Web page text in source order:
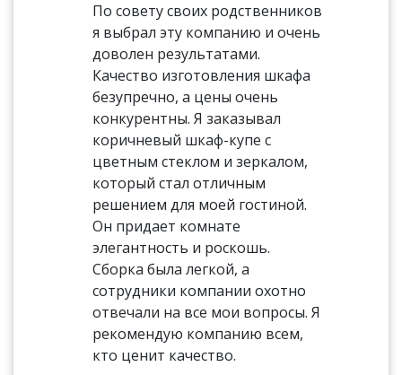
По совету своих родственников
я выбрал эту компанию и очень
доволен результатами.
Качество изготовления шкафа
безупречно, а цены очень
конкурентны. Я заказывал
коричневый шкаф-купе с
цветным стеклом и зеркалом,
который стал отличным
решением для моей гостиной.
Он придает комнате
элегантность и роскошь.
Сборка была легкой, а
сотрудники компании охотно
отвечали на все мои вопросы. Я
рекомендую компанию всем,
кто ценит качество.